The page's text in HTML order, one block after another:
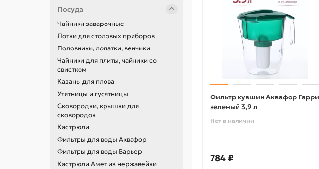
Посуда
Чайники заварочные
Лотки для столовых приборов
Половники, лопатки, венчики
Чайники для плиты, чайники со
свистком
Казаны для плова
Утятницы и гусятницы
Сковородки, крышки для
сковородок
Кастрюли
Фильтры для воды Аквафор
Фильтры для воды Барьер
Кастрюли Амет из нержавейки
Фильтр кувшин Аквафор Гарри
зеленый 3,9 л
Нет в наличии
784 ₽